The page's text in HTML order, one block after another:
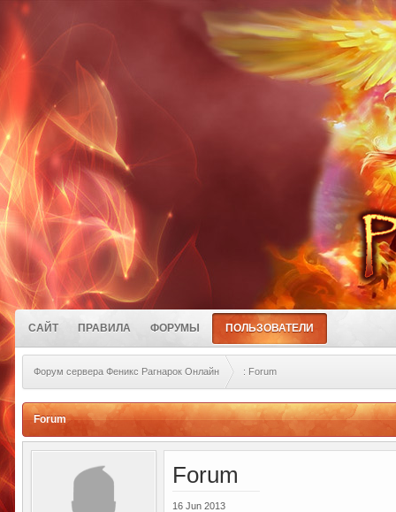
САЙТ ПРАВИЛА ФОРУМЫ ПОЛЬЗОВАТЕЛИ
Форум сервера Феникс Рагнарок Онлайн : Forum
Forum
Forum
16 Jun 2013